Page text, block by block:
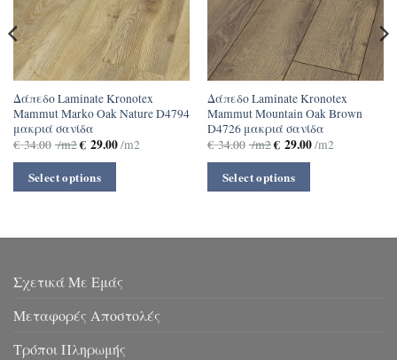
Δάπεδο Laminate Kronotex
Mammut Marko Oak Nature D4794
μακριά σανίδα
€34.00 /m2€29.00/m2
Select options
Δάπεδο Laminate Kronotex
Mammut Mountain Oak Brown
D4726 μακριά σανίδα
€34.00 /m2€29.00/m2
Select options
Σχετικά Με Εμάς
Μεταφορές Αποστολές
Τρόποι Πληρωμής